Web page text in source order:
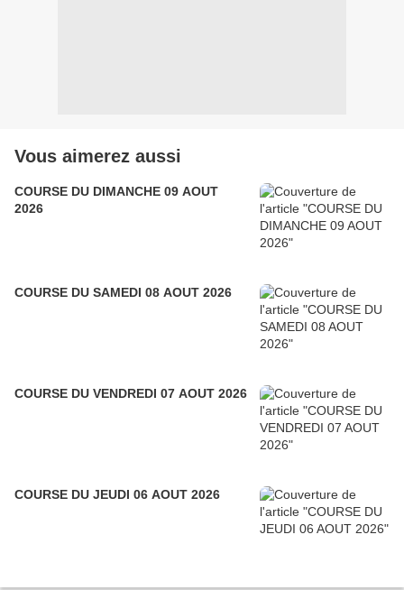
Vous aimerez aussi
COURSE DU DIMANCHE 09 AOUT
2026
COURSE DU SAMEDI 08 AOUT 2026
COURSE DU VENDREDI 07 AOUT 2026
COURSE DU JEUDI 06 AOUT 2026